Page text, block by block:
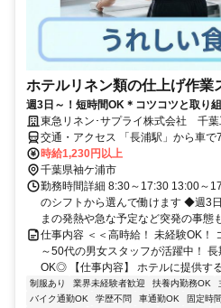
ホテルリネン類の仕上げ作業
週3日～！短時間OK＊コツコツと取り
東急リネン･サプライ株式会社 千葉
交通・アクセス 「長浦駅」から車
時給1,230円以上
千葉県袖ケ浦市
勤務時間詳細 8:30～17:30 13:00～
のシフトから選んで働けます ◆週3
まの発熱や急な予定など突発の事態
仕事内容 ＜＜高時給！ 未経験OK！
～50代の男女スタッフが活躍中！
OK◎ 【仕事内容】 ホテルに提供す
制服あり 業界未経験者歓迎 扶養内勤務OK
バイク通勤OK
学歴不問 車通勤OK 固定時